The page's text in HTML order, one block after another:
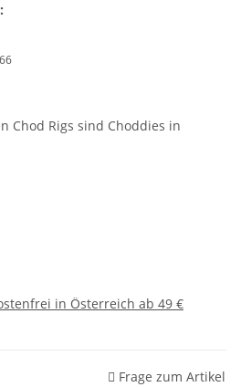
Chod Rigs sind Choddies in
in Österreich ab 49 €
Frage zum Artikel